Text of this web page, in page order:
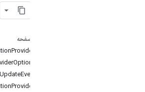
در این صفحه